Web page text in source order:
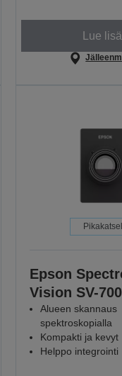
Lue
Epson
Vision SV-
Alueen skannaus
spektroskopialla
Kompakti ja kevyt
Helppo integrointi